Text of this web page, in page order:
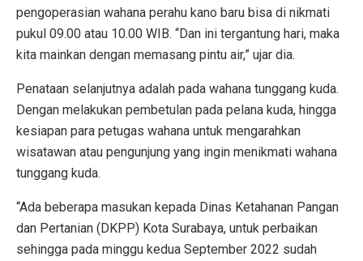
pengoperasian wahana perahu kano baru bisa di nikmati
pukul 09.00 atau 10.00 WIB. “Dan ini tergantung hari, maka
kita mainkan dengan memasang pintu air,” ujar dia.
Penataan selanjutnya adalah pada wahana tunggang kuda.
Dengan melakukan pembetulan pada pelana kuda, hingga
kesiapan para petugas wahana untuk mengarahkan
wisatawan atau pengunjung yang ingin menikmati wahana
tunggang kuda.
“Ada beberapa masukan kepada Dinas Ketahanan Pangan
dan Pertanian (DKPP) Kota Surabaya, untuk perbaikan
sehingga pada minggu kedua September 2022 sudah